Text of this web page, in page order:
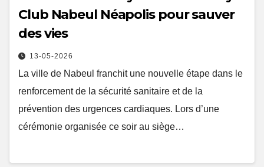
Club Nabeul Néapolis pour sauver
des vies
13-05-2026
La ville de Nabeul franchit une nouvelle étape dans le
renforcement de la sécurité sanitaire et de la
prévention des urgences cardiaques. Lors d’une
cérémonie organisée ce soir au siège…